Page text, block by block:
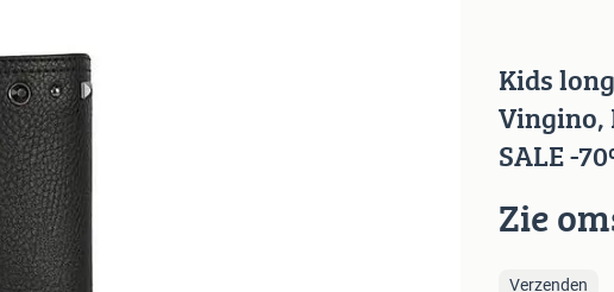
Kids
Vingino,
SALE -
Zie
Verzenden